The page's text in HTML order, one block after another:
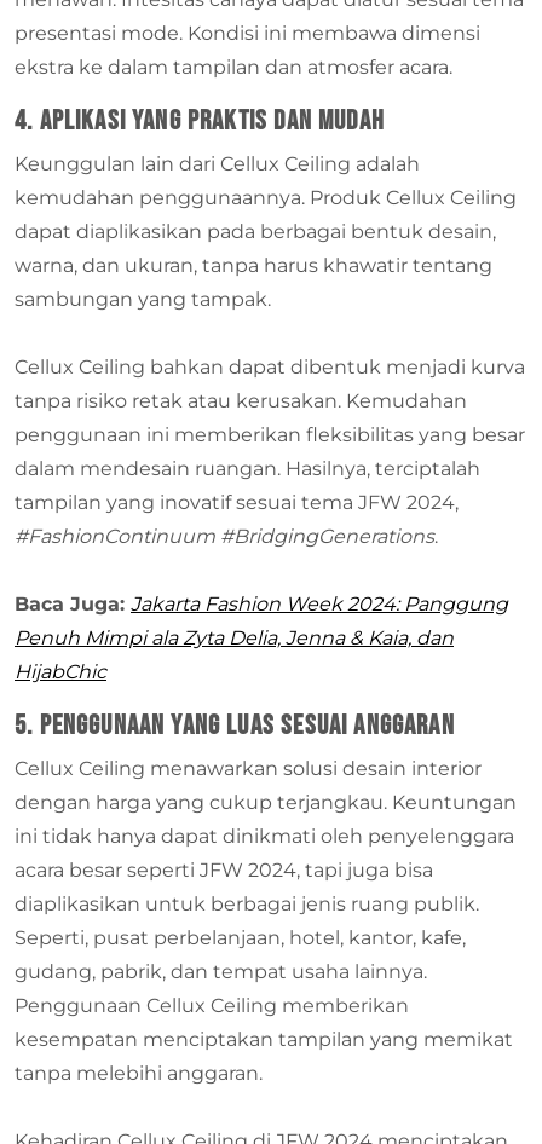
presentasi mode. Kondisi ini membawa dimensi
ekstra ke dalam tampilan dan atmosfer acara.
4. Aplikasi yang praktis dan mudah
Keunggulan lain dari Cellux Ceiling adalah
kemudahan penggunaannya. Produk Cellux Ceiling
dapat diaplikasikan pada berbagai bentuk desain,
warna, dan ukuran, tanpa harus khawatir tentang
sambungan yang tampak.
Cellux Ceiling bahkan dapat dibentuk menjadi kurva
tanpa risiko retak atau kerusakan. Kemudahan
penggunaan ini memberikan fleksibilitas yang besar
dalam mendesain ruangan. Hasilnya, terciptalah
tampilan yang inovatif sesuai tema JFW 2024,
#FashionContinuum #BridgingGenerations.
Baca Juga: Jakarta Fashion Week 2024: Panggung
Penuh Mimpi ala Zyta Delia, Jenna & Kaia, dan
HijabChic
5. Penggunaan yang luas sesuai anggaran
Cellux Ceiling menawarkan solusi desain interior
dengan harga yang cukup terjangkau. Keuntungan
ini tidak hanya dapat dinikmati oleh penyelenggara
acara besar seperti JFW 2024, tapi juga bisa
diaplikasikan untuk berbagai jenis ruang publik.
Seperti, pusat perbelanjaan, hotel, kantor, kafe,
gudang, pabrik, dan tempat usaha lainnya.
Penggunaan Cellux Ceiling memberikan
kesempatan menciptakan tampilan yang memikat
tanpa melebihi anggaran.